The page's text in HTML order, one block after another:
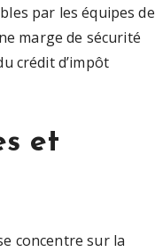
par les équipes de
marge de sécurité
crédit d’impôt
et
concentre sur la